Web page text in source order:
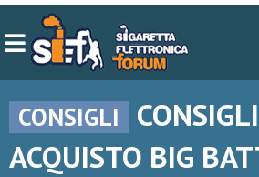
CONSIGLI
ACQUISTO BIG